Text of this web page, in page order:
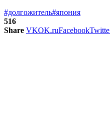
#долгожитель#япония
516
Share VKOK.ruFacebook